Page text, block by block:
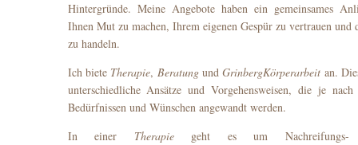
Hintergründe. Meine Angebote haben ein gemeinsames
Ihnen Mut zu machen, Ihrem eigenen Gespür zu vertrauen und
zu handeln.
Ich biete Therapie, Beratung undGrinbergKörperarbeit an.
unterschiedliche Ansätze und Vorgehensweisen, die je
Bedürfnissen und Wünschen angewandt werden.
In einer Therapie geht es um